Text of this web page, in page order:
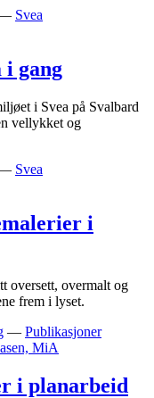
Svea
i gang
i Svea på Svalbard
vellykket og
Svea
i
oversett, overmalt og
frem i lyset.
— Publikasjoner
i planarbeid